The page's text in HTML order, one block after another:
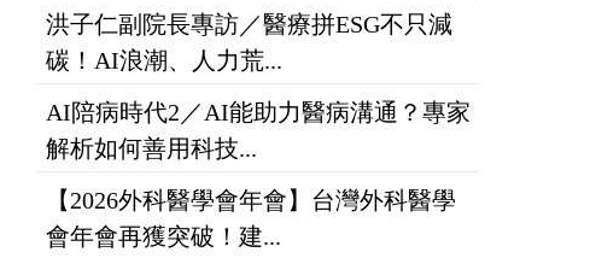
洪子仁副院長專訪／醫療拼ESG不只減
碳！AI浪潮、人力荒...
AI陪病時代2／AI能助力醫病溝通？專家
解析如何善用科技...
【2026外科醫學會年會】台灣外科醫學
會年會再獲突破！建...